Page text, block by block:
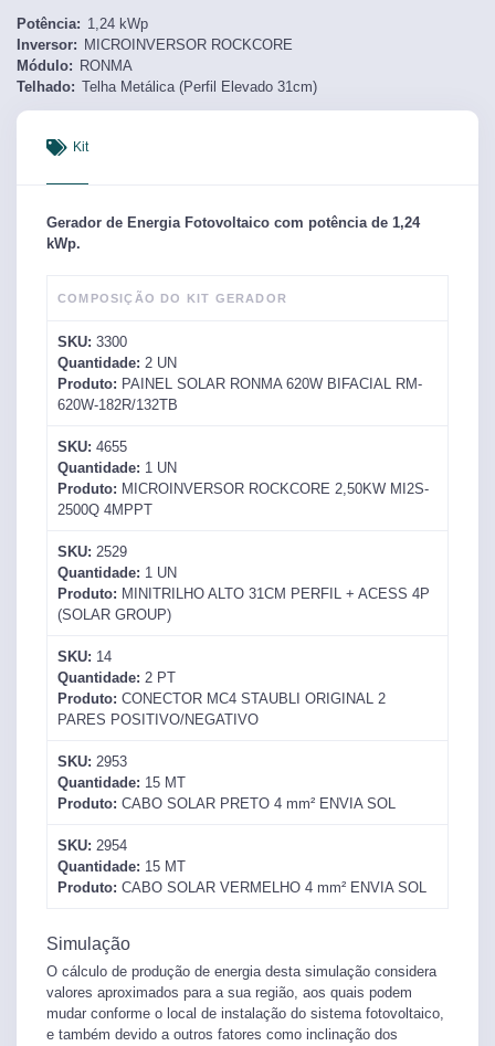
Potência: 1,24 kWp
Inversor: MICROINVERSOR ROCKCORE
Módulo: RONMA
Telhado: Telha Metálica (Perfil Elevado 31cm)
Kit
Gerador de Energia Fotovoltaico com potência de 1,24
kWp.
COMPOSIÇÃO DO KIT GERADOR
SKU: 3300
Quantidade: 2 UN
Produto: PAINEL SOLAR RONMA 620W BIFACIAL RM-
620W-182R/132TB
SKU: 4655
Quantidade: 1 UN
Produto: MICROINVERSOR ROCKCORE 2,50KW MI2S-
2500Q 4MPPT
SKU: 2529
Quantidade: 1 UN
Produto: MINITRILHO ALTO 31CM PERFIL + ACESS 4P
(SOLAR GROUP)
SKU: 14
Quantidade: 2 PT
Produto: CONECTOR MC4 STAUBLI ORIGINAL 2
PARES POSITIVO/NEGATIVO
SKU: 2953
Quantidade: 15 MT
Produto: CABO SOLAR PRETO 4 mm² ENVIA SOL
SKU: 2954
Quantidade: 15 MT
Produto: CABO SOLAR VERMELHO 4 mm² ENVIA SOL
Simulação
O cálculo de produção de energia desta simulação considera
valores aproximados para a sua região, aos quais podem
mudar conforme o local de instalação do sistema fotovoltaico,
e também devido a outros fatores como inclinação dos